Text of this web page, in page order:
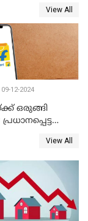
View All
12-2024
ഒരുങ്ങി
പ്രധാനപ്പെട്ട
View All